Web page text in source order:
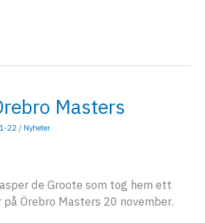
Masters
22 / Nyheter
de Groote som tog hem ett
Örebro Masters 20 november.